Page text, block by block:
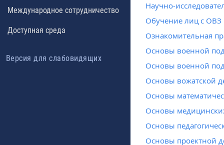
Научно-
Обучение лиц с ОВЗ
Ознакомительная
Основы военной
Основы военной
Основы вожатской
Основы
Основы
Основы
Основы проектной
Международное сотрудничество
Доступная среда
Версия для слабовидящих